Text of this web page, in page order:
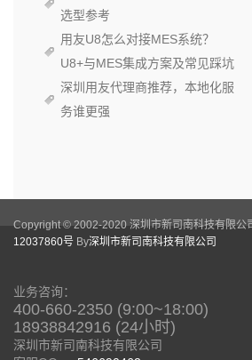
选型参考
用友U8怎么对接MES系统？
U8+与MES集成方案及常见踩坑
深圳用友代理商推荐，本地化服
务谁更强
Copyright © 2002-2020 深圳市新司南科技有限公
12037860号 By深圳市新司南科技有限公司
业务咨询：
400-660-2350 (9:00~18:00)
18938842916 (24小时)
深圳市新司南科技有限公司